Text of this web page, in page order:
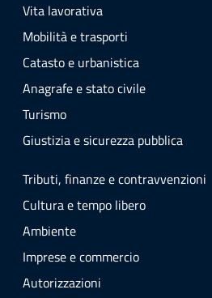
Vita lavorativa
Mobilità e trasporti
Catasto e urbanistica
Anagrafe e stato civile
Turismo
Giustizia e sicurezza pubblica
Tributi, finanze e contravvenzioni
Cultura e tempo libero
Ambiente
Imprese e commercio
Autorizzazioni